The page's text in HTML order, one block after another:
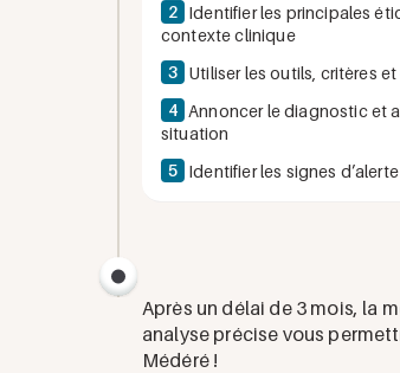
2 Identifier les principales
contexte clinique
3 Utiliser les outils, critères
4 Annoncer le diagnostic et
situation
5 Identifier les signes
Après un délai de 3 mois, la
analyse précise vous
Médéré !